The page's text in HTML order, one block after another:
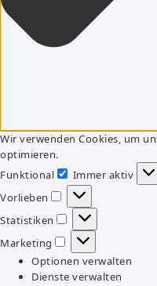
Wir verwenden Cookies, um
optimieren.
Funktional
Funktional
Immer aktiv
Vorlieben
Vorlieben
Statistiken
Statistiken
Marketing
Marketing
Optionen verwalten
Dienste verwalten